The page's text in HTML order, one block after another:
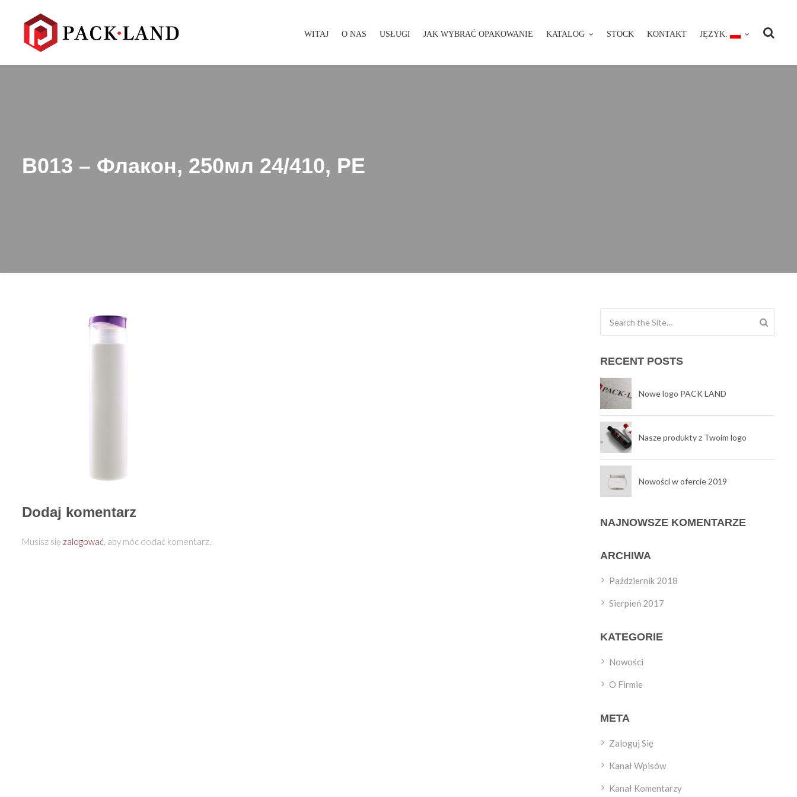
WITAJ O NAS USŁUGI JAK WYBRAĆ OPAKOWANIE KATALOG STOCK KONTAKT JĘZYK:
WITAJ O NAS USŁUGI JAK WYBRAĆ OPAKOWANIE KATALOG STOCK KONTAKT JĘZYK:
B013 – Флакон, 250мл 24/410, PE
Dodaj komentarz
Musisz się zalogować, aby móc dodać komentarz.
RECENT POSTS
Nowe logo PACK LAND
Nasze produkty z Twoim logo
Nowości w ofercie 2019
NAJNOWSZE KOMENTARZE
ARCHIWA
Październik 2018
Sierpień 2017
KATEGORIE
Nowości
O Firmie
META
Zaloguj Się
Kanał Wpisów
Kanał Komentarzy